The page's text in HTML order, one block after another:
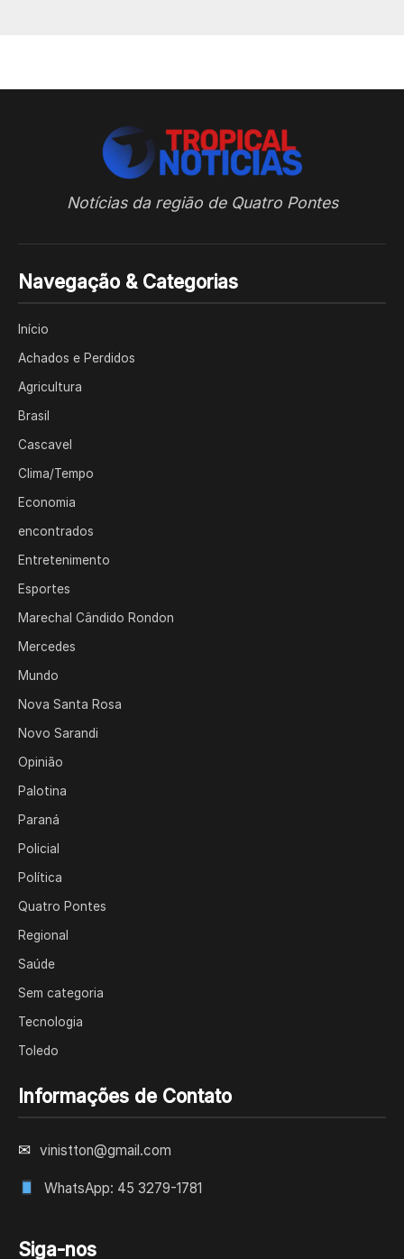
Notícias da região de Quatro Pontes
Navegação & Categorias
Início
Achados e Perdidos
Agricultura
Brasil
Cascavel
Clima/Tempo
Economia
encontrados
Entretenimento
Esportes
Marechal Cândido Rondon
Mercedes
Mundo
Nova Santa Rosa
Novo Sarandi
Opinião
Palotina
Paraná
Policial
Política
Quatro Pontes
Regional
Saúde
Sem categoria
Tecnologia
Toledo
Informações de Contato
✉ vinistton@gmail.com
WhatsApp: 45 3279-1781
Siga-nos